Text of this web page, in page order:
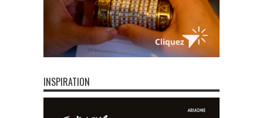
INSPIRATION